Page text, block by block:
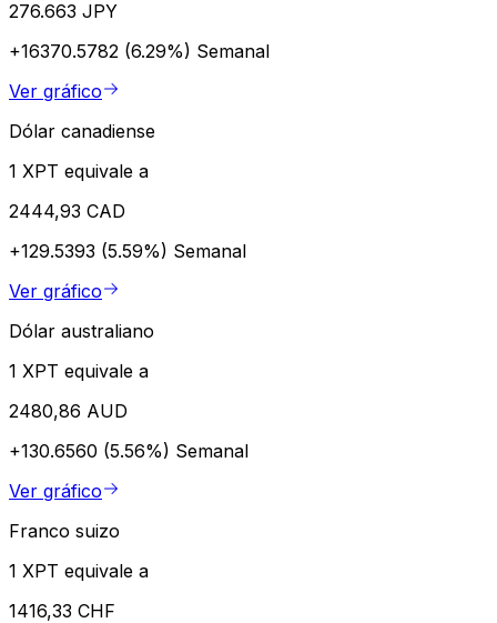
276.663 JPY
+16370.5782 (6.29%) Semanal
Ver gráfico
Dólar canadiense
1 XPT equivale a
2444,93 CAD
+129.5393 (5.59%) Semanal
Ver gráfico
Dólar australiano
1 XPT equivale a
2480,86 AUD
+130.6560 (5.56%) Semanal
Ver gráfico
Franco suizo
1 XPT equivale a
1416,33 CHF